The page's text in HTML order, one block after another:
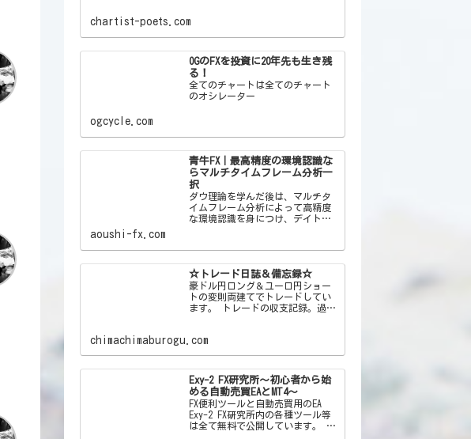
chartist-poets.com
OGのFXを投資に20年先も生き残
る！
全てのチャートは全てのチャート
のオシレーター
ogcycle.com
青牛FX｜最高精度の環境認識な
らマルチタイムフレーム分析一
択
ダウ理論を学んだ後は、マルチタ
イムフレーム分析によって高精度
な環境認識を身につけ、デイトレ
aoushi-fx.com
☆トレード日誌＆備忘録☆
豪ドル円ロング＆ユーロ円ショー
トの変則両建てでトレードしてい
ます。 トレードの収支記録。過去
chimachimaburogu.com
Exy-2 FX研究所～初心者から始
める自動売買EAとMT4～
FX便利ツールと自動売買用のEA
Exy-2 FX研究所内の各種ツール等
は全て無料で公開しています。 私